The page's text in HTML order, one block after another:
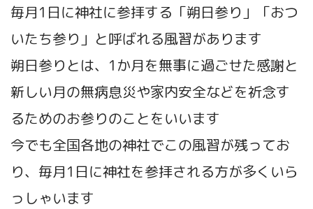
毎月1日に神社に参拝する「朔日参り」「おつ
いたち参り」と呼ばれる風習があります
朔日参りとは、1か月を無事に過ごせた感謝と
新しい月の無病息災や家内安全などを祈念す
るためのお参りのことをいいます
今でも全国各地の神社でこの風習が残ってお
り、毎月1日に神社を参拝される方が多くいら
っしゃいます